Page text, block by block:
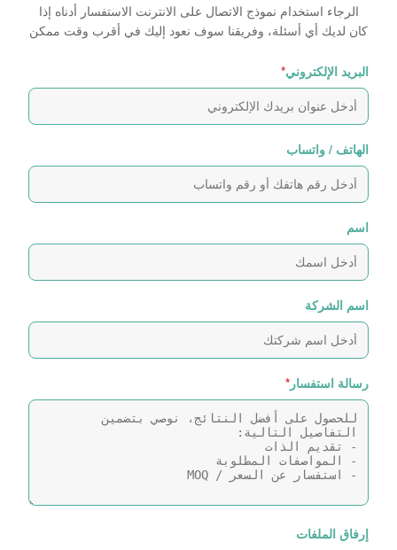
الرجاء استخدام نموذج الاتصال على الانترنت الاستفسار أدناه إذا
كان لديك أي أسئلة، وفريقنا سوف نعود إليك في أقرب وقت ممكن
البريد الإلكتروني*
الهاتف / واتساب
اسم
اسم الشركة
رسالة استفسار *
إرفاق الملفات